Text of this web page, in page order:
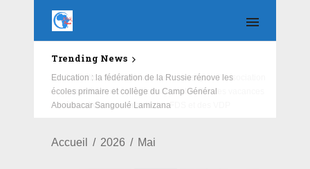
Trending News
Education : la fédération de la Russie rénove les
écoles primaire et collège du Camp Général
Aboubacar Sangoulé Lamizana
Accueil 2026 Mai